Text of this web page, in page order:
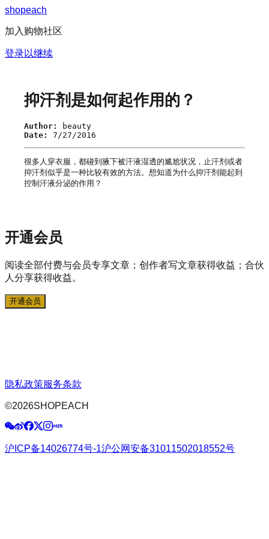
shopeach
加入购物社区
登录以继续
抑汗剂是如何起作用的？
Author:
beauty
Date:
7/27/2016
很多人穿衣服，都碰到腋下被汗液湿透的尴尬状况，止汗剂或者
抑汗剂似乎是一种比较有效的方法。想知道为什么抑汗剂能起到
控制汗液分泌的作用？
开通会员
阅读全部付费与会员专享文章；创作者写文章获得收益；合伙
人分享获得收益。
开通会员
隐私政策服务条款
©2026SHOPEACH
沪ICP备14026774号-1沪公网安备31011502018552号